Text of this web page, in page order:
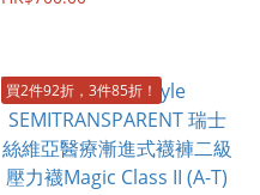
買2件92折，3件85折！